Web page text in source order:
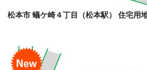
松本市 蟻ケ崎４丁目（松本駅） 住宅用